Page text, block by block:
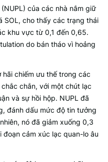
của các nhà nắm giữ
SOL, cho thấy các trạng thái
khu vực từ 0,1 đến 0,65.
do bán tháo vì hoảng
hãi chiếm ưu thế trong các
chắn, với một chút lạc
và sự hồi hộp. NUPL đã
đánh dấu mức độ tin tưởng
nó đã giảm xuống 0,3
cảm xúc lạc quan-lo âu